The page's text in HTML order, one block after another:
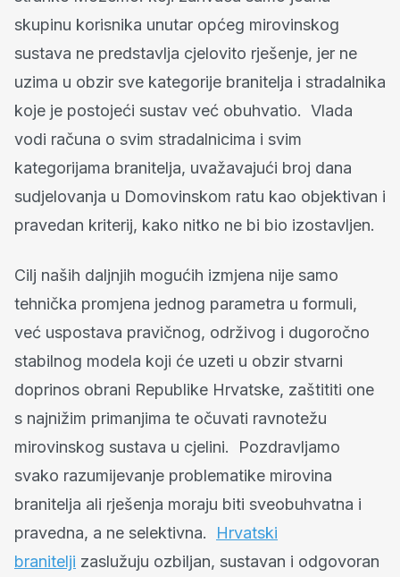
skupinu korisnika unutar općeg mirovinskog
sustava ne predstavlja cjelovito rješenje, jer ne
uzima u obzir sve kategorije branitelja i stradalnika
koje je postojeći sustav već obuhvatio. Vlada
vodi računa o svim stradalnicima i svim
kategorijama branitelja, uvažavajući broj dana
sudjelovanja u Domovinskom ratu kao objektivan i
pravedan kriterij, kako nitko ne bi bio izostavljen.
Cilj naših daljnjih mogućih izmjena nije samo
tehnička promjena jednog parametra u formuli,
već uspostava pravičnog, održivog i dugoročno
stabilnog modela koji će uzeti u obzir stvarni
doprinos obrani Republike Hrvatske, zaštititi one
s najnižim primanjima te očuvati ravnotežu
mirovinskog sustava u cjelini. Pozdravljamo
svako razumijevanje problematike mirovina
branitelja ali rješenja moraju biti sveobuhvatna i
pravedna, a ne selektivna. Hrvatski
branitelji zaslužuju ozbiljan, sustavan i odgovoran